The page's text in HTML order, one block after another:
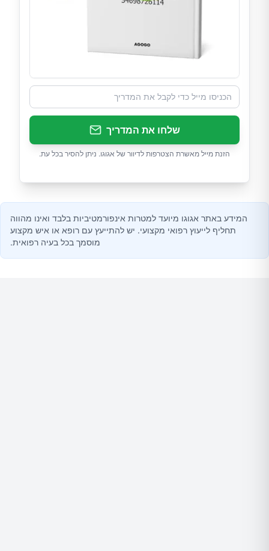
שלחו את המדריך
הזנת מייל מאשרת הצטרפות לדיוור של אגוגו. ניתן להסיר בכל עת.
המידע באתר אגוגו מיועד למטרות אינפורמטיביות בלבד ואינו מהווה
תחליף לייעוץ רפואי מקצועי. יש להתייעץ עם רופא או איש מקצוע
מוסמך בכל בעיה רפואית.